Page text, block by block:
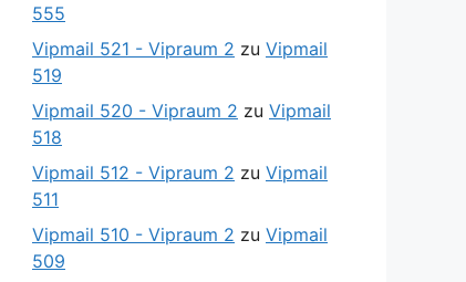
555
Vipmail 521 - Vipraum 2 zu Vipmail
519
Vipmail 520 - Vipraum 2 zu Vipmail
518
Vipmail 512 - Vipraum 2 zu Vipmail
511
Vipmail 510 - Vipraum 2 zu Vipmail
509